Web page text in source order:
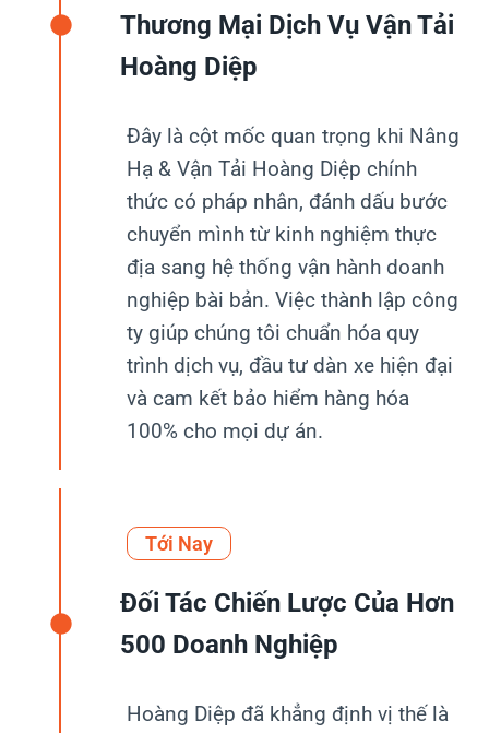
Thương Mại Dịch Vụ Vận Tải
Hoàng Diệp
Đây là cột mốc quan trọng khi Nâng
Hạ & Vận Tải Hoàng Diệp chính
thức có pháp nhân, đánh dấu bước
chuyển mình từ kinh nghiệm thực
địa sang hệ thống vận hành doanh
nghiệp bài bản. Việc thành lập công
ty giúp chúng tôi chuẩn hóa quy
trình dịch vụ, đầu tư dàn xe hiện đại
và cam kết bảo hiểm hàng hóa
100% cho mọi dự án.
Tới Nay
Đối Tác Chiến Lược Của Hơn
500 Doanh Nghiệp
Hoàng Diệp đã khẳng định vị thế là